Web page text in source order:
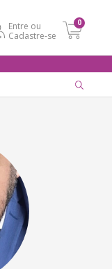
Entre ou
Cadastre-se
0